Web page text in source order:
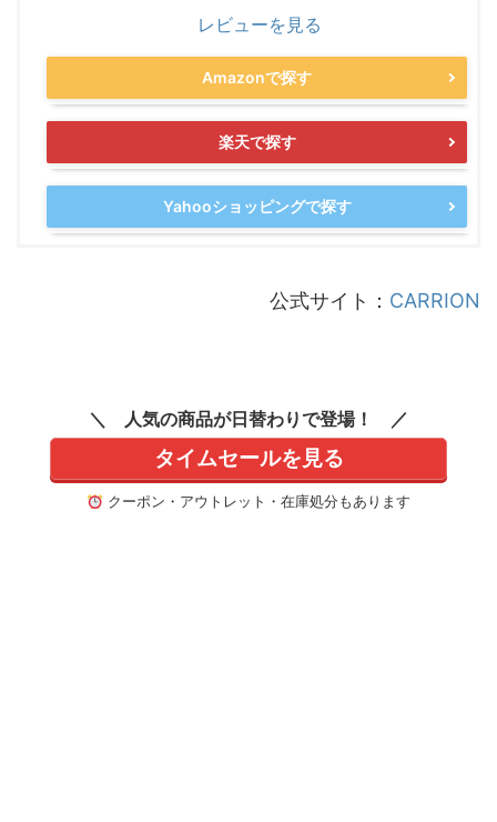
レビューを見る
Amazonで探す
楽天で探す
Yahooショッピングで探す
公式サイト： CARRION
人気の商品が日替わりで登場！
タイムセールを見る
クーポン・アウトレット・在庫処分もあります